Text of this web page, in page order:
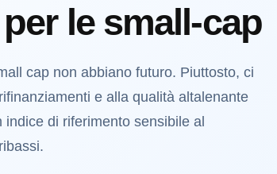
le small-cap
cap non abbiano futuro. Piuttosto, ci
e alla qualità altalenante
di riferimento sensibile al